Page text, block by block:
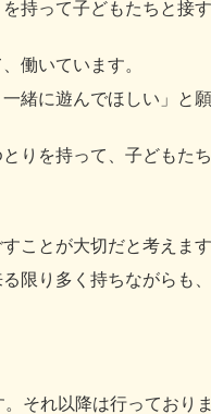
持って子どもたちと接
働いています。
緒に遊んでほしい」と
りを持って、子どもた
ことが大切だと考えます
限り多く持ちながらも
それ以降は行っておりま